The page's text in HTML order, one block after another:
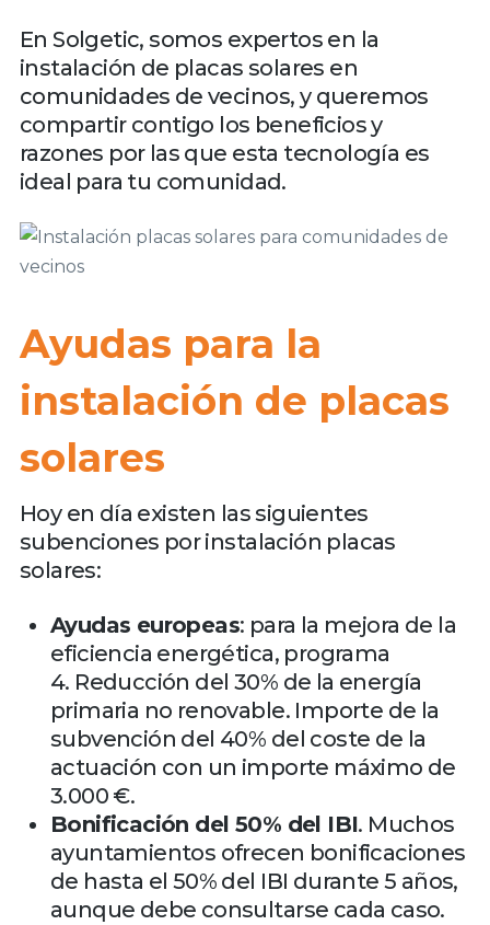
En Solgetic, somos expertos en la
instalación de placas solares en
comunidades de vecinos, y queremos
compartir contigo los beneficios y
razones por las que esta tecnología es
ideal para tu comunidad.
Ayudas para la
instalación de placas
solares
Hoy en día existen las siguientes
subenciones por instalación placas
solares:
Ayudas europeas: para la mejora de la
eficiencia energética, programa
4. Reducción del 30% de la energía
primaria no renovable. Importe de la
subvención del 40% del coste de la
actuación con un importe máximo de
3.000 €.
Bonificación del 50% del IBI. Muchos
ayuntamientos ofrecen bonificaciones
de hasta el 50% del IBI durante 5 años,
aunque debe consultarse cada caso.